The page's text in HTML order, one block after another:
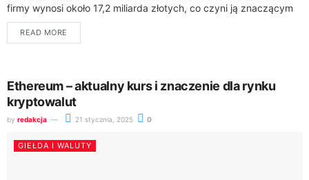
firmy wynosi około 17,2 miliarda złotych, co czyni ją znaczącym
graczem w indeksie...
READ MORE
Ethereum – aktualny kurs i znaczenie dla rynku
kryptowalut
by redakcja 21 stycznia, 2025 0
GIEŁDA I WALUTY